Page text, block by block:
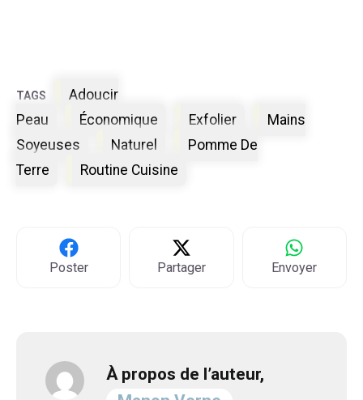
Étiquettes
Adoucir
Peau
Économique Exfolier
Mains
Soyeuses
Naturel
Pomme De
Terre
Routine Cuisine
Poster Partager Envoyer
À propos de l’auteur,